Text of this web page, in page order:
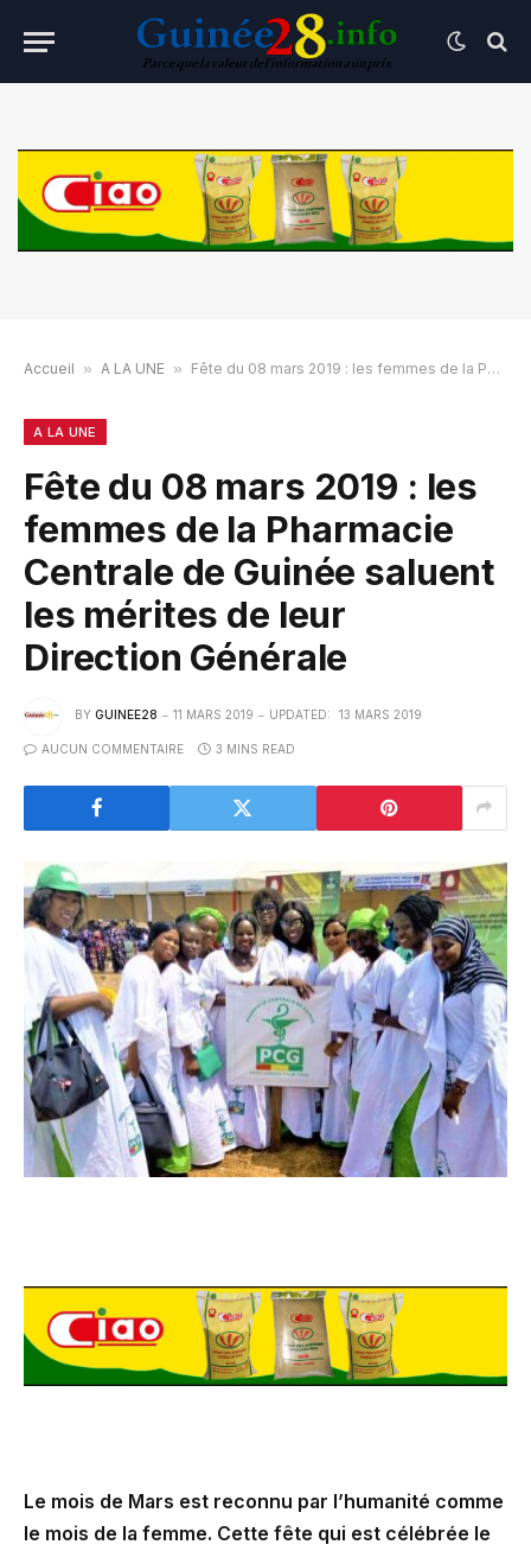
Accueil » A LA UNE » Fête du 08 mars 2019 : les femmes de la Pharmacie Centrale de Guinée saluent les mérites de leur Direction Générale
A LA UNE
Fête du 08 mars 2019 : les
femmes de la Pharmacie
Centrale de Guinée saluent
les mérites de leur
Direction Générale
BY GUINEE28 11 MARS 2019 UPDATED: 13 MARS 2019
AUCUN COMMENTAIRE 3 MINS READ
Le mois de Mars est reconnu par l’humanité comme
le mois de la femme. Cette fête qui est célébrée le